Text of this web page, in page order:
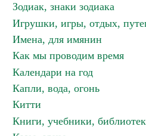
Зодиак, знаки зодиака
Игрушки, игры, отдых,
Имена, для имянин
Как мы проводим время
Календари на год
Капли, вода, огонь
Китти
Книги, учебники,